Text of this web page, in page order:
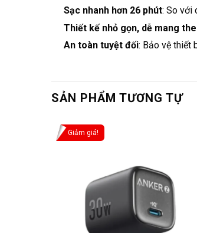
Sạc nhanh hơn 26 phút: So với
Thiết kế nhỏ gọn, dễ mang
An toàn tuyệt đối: Bảo vệ thiết
SẢN PHẨM TƯƠNG TỰ
Giảm giá!